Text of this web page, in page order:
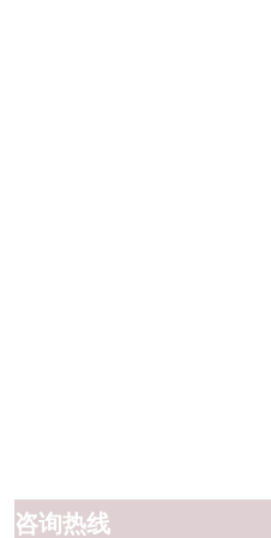
咨询热线